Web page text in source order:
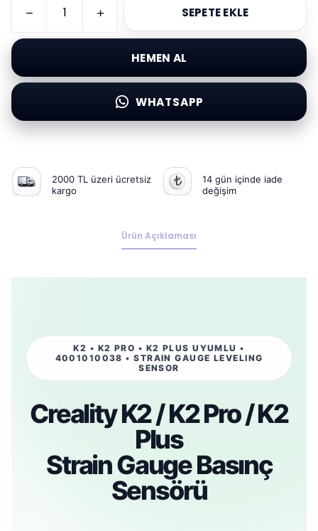
SEPETE EKLE
HEMEN AL
WHATSAPP
2000 TL üzeri ücretsiz
kargo
14 gün içinde iade
değişim
Ürün Açıklaması
K2 • K2 PRO • K2 PLUS UYUMLU •
4001010038 • STRAIN GAUGE LEVELING
SENSOR
Creality K2 / K2 Pro / K2
Plus
Strain Gauge Basınç
Sensörü